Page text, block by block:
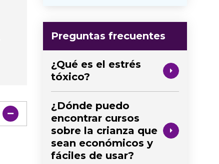
Preguntas frecuentes
¿Qué es el estrés
tóxico?
¿Dónde puedo
encontrar cursos
sobre la crianza que
sean económicos y
fáciles de usar?